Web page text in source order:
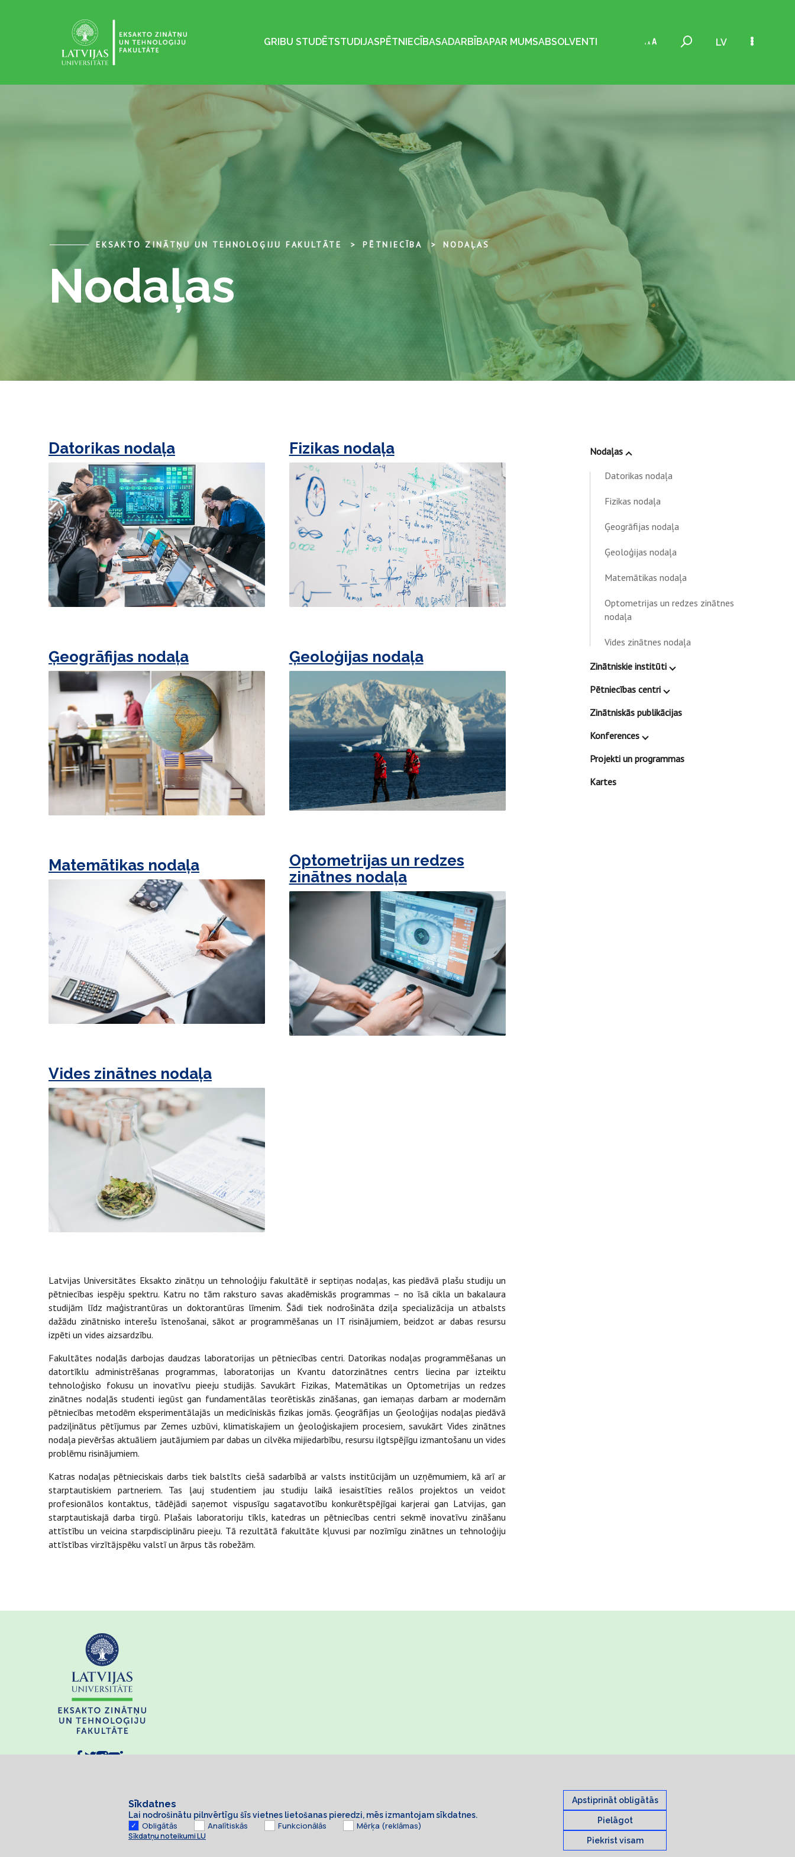
GRIBU STUDĒTSTUDIJASPĒTNIECĪBASADARBĪBAPAR MUMSABSOLVENTI LV
EKSAKTO ZINĀTŅU UN TEHNOLOĢIJU FAKULTĀTE PĒTNIECĪBA NODAĻAS
Nodaļas
Datorikas nodaļa
Ģeogrāfijas nodaļa
Matemātikas nodaļa
Vides zinātnes nodaļa
Fizikas nodaļa
Ģeoloģijas nodaļa
Optometrijas un redzes
zinātnes nodaļa
Latvijas Universitātes Eksakto zinātņu un tehnoloģiju fakultātē ir septiņas nodaļas, kas piedāvā plašu studiju un
pētniecības iespēju spektru. Katru no tām raksturo savas akadēmiskās programmas – no īsā cikla un bakalaura
studijām līdz maģistrantūras un doktorantūras līmenim. Šādi tiek nodrošināta dziļa specializācija un atbalsts
dažādu zinātnisko interešu īstenošanai, sākot ar programmēšanas un IT risinājumiem, beidzot ar dabas resursu
izpēti un vides aizsardzību.
Fakultātes nodaļās darbojas daudzas laboratorijas un pētniecības centri. Datorikas nodaļas programmēšanas un
datortīklu administrēšanas programmas, laboratorijas un Kvantu datorzinātnes centrs liecina par izteiktu
tehnoloģisko fokusu un inovatīvu pieeju studijās. Savukārt Fizikas, Matemātikas un Optometrijas un redzes
zinātnes nodaļās studenti iegūst gan fundamentālas teorētiskās zināšanas, gan iemaņas darbam ar modernām
pētniecības metodēm eksperimentālajās un medicīniskās fizikas jomās. Ģeogrāfijas un Ģeoloģijas nodaļas piedāvā
padziļinātus pētījumus par Zemes uzbūvi, klimatiskajiem un ģeoloģiskajiem procesiem, savukārt Vides zinātnes
nodaļa pievēršas aktuāliem jautājumiem par dabas un cilvēka mijiedarbību, resursu ilgtspējīgu izmantošanu un vides
problēmu risinājumiem.
Katras nodaļas pētnieciskais darbs tiek balstīts ciešā sadarbībā ar valsts institūcijām un uzņēmumiem, kā arī ar
starptautiskiem partneriem. Tas ļauj studentiem jau studiju laikā iesaistīties reālos projektos un veidot
profesionālos kontaktus, tādējādi saņemot vispusīgu sagatavotību konkurētspējīgai karjerai gan Latvijas, gan
starptautiskajā darba tirgū. Plašais laboratoriju tīkls, katedras un pētniecības centri sekmē inovatīvu zināšanu
attīstību un veicina starpdisciplināru pieeju. Tā rezultātā fakultāte kļuvusi par nozīmīgu zinātnes un tehnoloģiju
attīstības virzītājspēku valstī un ārpus tās robežām.
Nodaļas
Datorikas nodaļa
Fizikas nodaļa
Ģeogrāfijas nodaļa
Ģeoloģijas nodaļa
Matemātikas nodaļa
Optometrijas un redzes zinātnes
nodaļa
Vides zinātnes nodaļa
Zinātniskie institūti
Pētniecības centri
Zinātniskās publikācijas
Konferences
Projekti un programmas
Kartes
Sīkdatnes
Lai nodrošinātu pilnvērtīgu šīs vietnes lietošanas pieredzi, mēs izmantojam sīkdatnes.
Obligātās Analītiskās Funkcionālās Mērķa (reklāmas)
Sīkdatņu noteikumi LU
Apstiprināt obligātās
Pielāgot
Piekrist visam